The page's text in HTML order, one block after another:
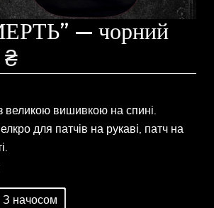
— чорний
₴
великою вишивкою на спині.
для патчів на рукаві, патч на
З начосом